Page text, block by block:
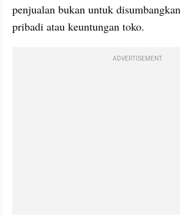
penjualan bukan untuk
pribadi atau keuntungan toko.
ADVERTISEMENT